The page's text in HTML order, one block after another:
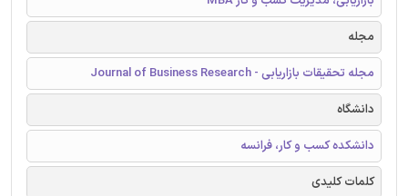
مجله
مجله تحقیقات بازاریابی - Journal of Business Research
دانشگاه
دانشکده کسب و کار، فرانسه
کلمات کلیدی